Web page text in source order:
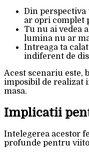
Din
ar opri complet
Tu nu ai vedea
lumina nu ar
Intreaga ta
indiferent de
Acest scenariu este,
imposibil de realizat
masa.
Implicatii
Intelegerea acestor
profunde pentru